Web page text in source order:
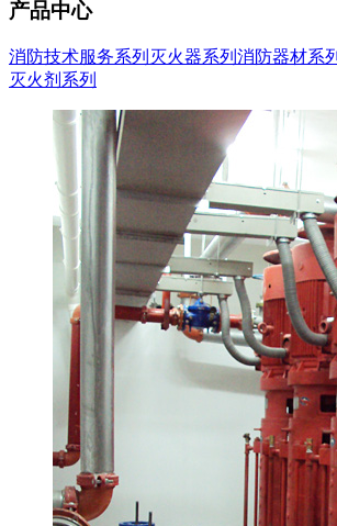
产品中心
消防技术服务系列 灭火器系列 消防器材系列
灭火剂系列